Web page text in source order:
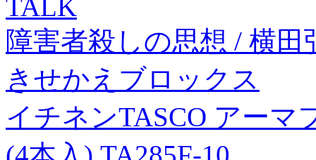
TALK
障害者殺しの思想 / 横田
きせかえブロックス
イチネンTASCO アー